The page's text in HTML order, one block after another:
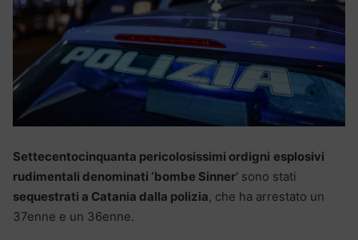
Settecentocinquanta pericolosissimi ordigni esplosivi
rudimentali denominati ‘bombe Sinner’ sono stati
sequestrati a Catania dalla polizia, che ha arrestato un
37enne e un 36enne.